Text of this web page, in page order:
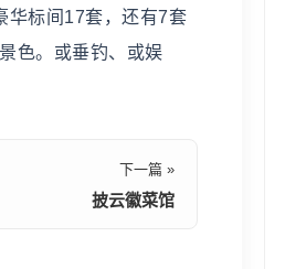
华标间17套，还有7套
色。或垂钓、或娱
下一篇 »
披云徽菜馆